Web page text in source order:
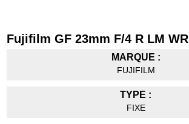
Fujifilm GF 23mm F/4 R LM WR
MARQUE :
FUJIFILM
TYPE :
FIXE